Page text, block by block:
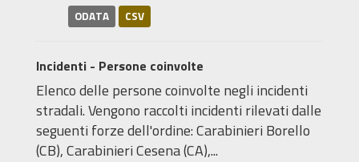
ODATA CSV
Incidenti - Persone coinvolte
Elenco delle persone coinvolte negli incidenti
stradali. Vengono raccolti incidenti rilevati dalle
seguenti forze dell'ordine: Carabinieri Borello
(CB), Carabinieri Cesena (CA),...